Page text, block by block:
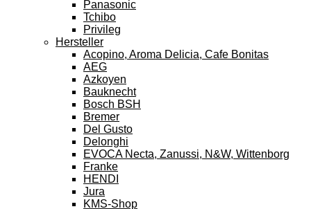
Panasonic
Tchibo
Privileg
Hersteller
Acopino, Aroma Delicia, Cafe Bonitas
AEG
Azkoyen
Bauknecht
Bosch BSH
Bremer
Del Gusto
Delonghi
EVOCA Necta, Zanussi, N&W, Wittenborg
Franke
HENDI
Jura
KMS-Shop